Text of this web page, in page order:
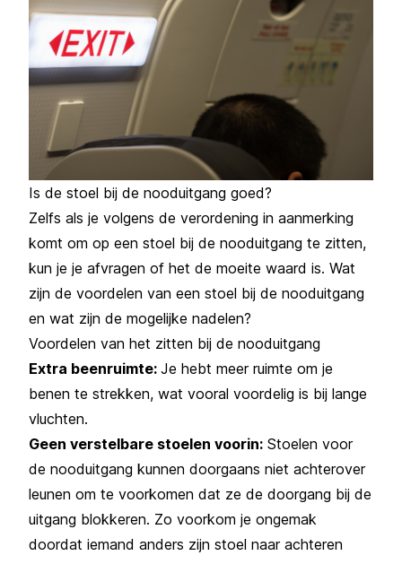
Is de stoel bij de nooduitgang goed?
Zelfs als je volgens de verordening in aanmerking
komt om op een stoel bij de nooduitgang te zitten,
kun je je afvragen of het de moeite waard is. Wat
zijn de voordelen van een stoel bij de nooduitgang
en wat zijn de mogelijke nadelen?
Voordelen van het zitten bij de nooduitgang
Extra beenruimte: Je hebt meer ruimte om je
benen te strekken, wat vooral voordelig is bij lange
vluchten.
Geen verstelbare stoelen voorin: Stoelen voor
de nooduitgang kunnen doorgaans niet achterover
leunen om te voorkomen dat ze de doorgang bij de
uitgang blokkeren. Zo voorkom je ongemak
doordat iemand anders zijn stoel naar achteren